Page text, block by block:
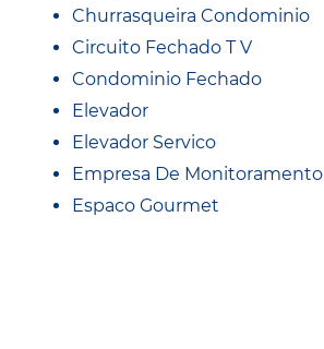
Churrasqueira Condominio
Circuito Fechado T V
Condominio Fechado
Elevador
Elevador Servico
Empresa De Monitoramento
Espaco Gourmet